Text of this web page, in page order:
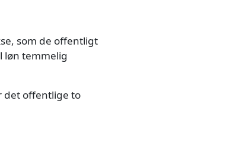
som de offentligt
løn temmelig
det offentlige to